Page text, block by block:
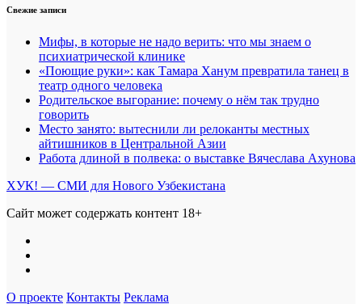
Свежие записи
Мифы, в которые не надо верить: что мы знаем о
психиатрической клинике
«Поющие руки»: как Тамара Ханум превратила танец в
театр одного человека
Родительское выгорание: почему о нём так трудно
говорить
Место занято: вытеснили ли релоканты местных
айтишников в Центральной Азии
Работа длиной в полвека: о выставке Вячеслава Ахунова
ХУК! — СМИ для Нового Узбекистана
Сайт может содержать контент 18+
О проекте Контакты Реклама